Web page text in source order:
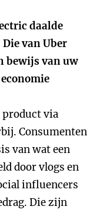
daalde
van Uber
bewijs van uw
product via
Consumenten
van wat een
door vlogs en
influencers
Die zijn